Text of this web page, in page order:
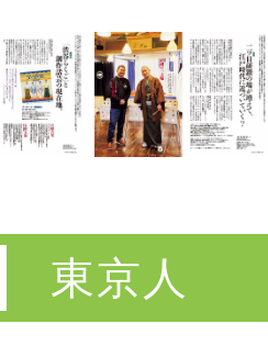
東京人